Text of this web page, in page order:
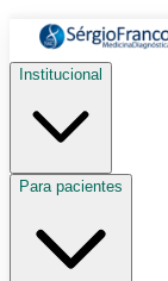
Institucional
Para pacientes